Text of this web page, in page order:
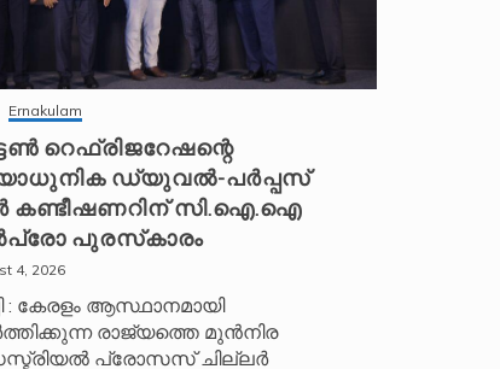
Ernakulam
റെഫ്രിജറേഷന്റെ
ഡ്യുവൽ-പർപ്പസ്
കണ്ടീഷണറിന് സി.ഐ.ഐ
പുരസ്‌കാരം
4, 2026
: കേരളം ആസ്ഥാനമായി
രാജ്യത്തെ മുൻനിര
പ്രോസസ് ചില്ലർ